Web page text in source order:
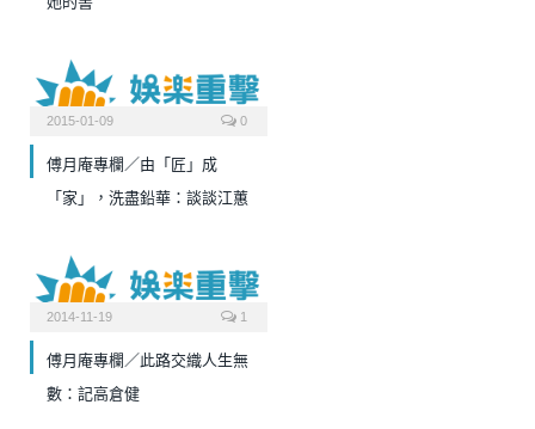
2015-01-09 0
傅月庵專欄／由「匠」成
「家」，洗盡鉛華：談談江蕙
2014-11-19 1
傅月庵專欄／此路交織人生無
數：記高倉健